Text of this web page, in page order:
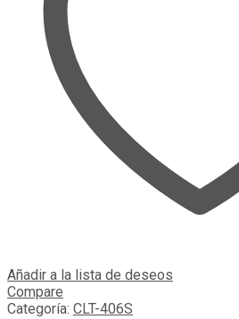
Añadir a la lista de deseos
Compare
Categoría: CLT-406S